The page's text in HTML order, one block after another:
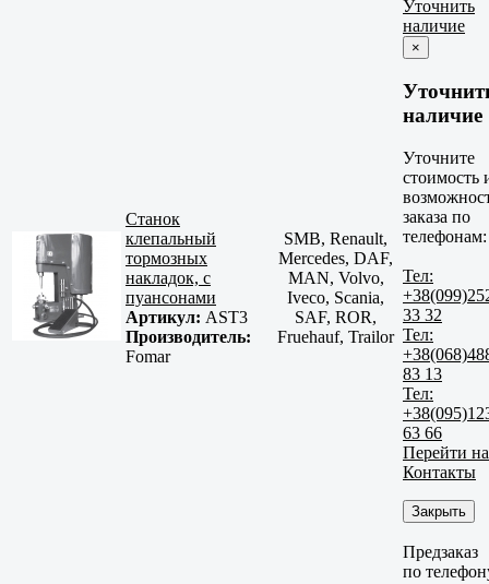
Станок
клепальный
тормозных
накладок, с
пуансонами
Артикул: AST3
Производитель:
Fomar
SMB, Renault,
Mercedes, DAF,
MAN, Volvo,
Iveco, Scania,
SAF, ROR,
Fruehauf, Trailor
Уточнить
наличие
×
наличие
Уточните
стоимость
заказа по
телефонам:
Тел:
33 32
Тел:
83 13
Тел:
63 66
Перейти на
Контакты
Закрыть
Предзаказ
по